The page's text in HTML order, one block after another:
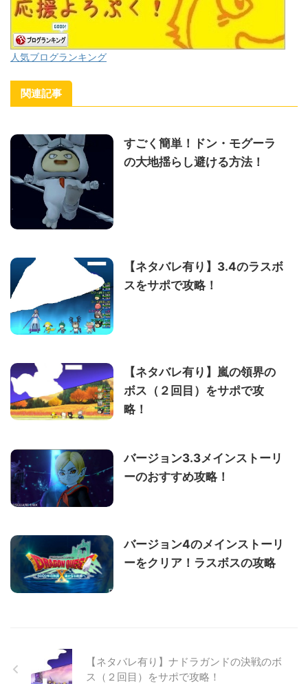
人気ブログランキング
関連記事
すごく簡単！ドン・モグーラ
の大地揺らし避ける方法！
【ネタバレ有り】3.4のラスボ
スをサポで攻略！
【ネタバレ有り】嵐の領界の
ボス（２回目）をサポで攻
略！
バージョン3.3メインストーリ
ーのおすすめ攻略！
バージョン4のメインストーリ
ーをクリア！ラスボスの攻略
【ネタバレ有り】ナドラガンドの決戦のボ
ス（２回目）をサポで攻略！